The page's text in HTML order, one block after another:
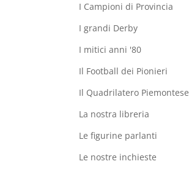
I Campioni di Provincia
I grandi Derby
I mitici anni '80
Il Football dei Pionieri
Il Quadrilatero Piemontese
La nostra libreria
Le figurine parlanti
Le nostre inchieste